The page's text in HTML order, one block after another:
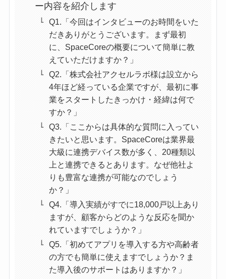
ー内容を紹介します
Q1.「今回はインタビューのお時間をいた
だきありがとうございます。まず最初
に、SpaceCoreの概要について簡単に教
えていただけますか？」
Q2.「株式会社アクセルラボ様は設立から
4年ほど経っている企業ですが、最初に事
業をスタートしたきっかけ・経緯は何で
すか？」
Q3.「ここからは具体的な質問に入ってい
きたいと思います。SpaceCoreは業界最
大級に連携デバイス数が多く、20種類以
上と連携できるとあります。なぜ他社よ
りも豊富な連携が可能なのでしょう
か？」
Q4.「導入実績がすでに18,000戸以上あり
ますが、顧客からどのような反応を聞か
れていますでしょうか？」
Q5.「初めてアプリを導入する方や高齢者
の方でも簡単に使えますでしょうか？ま
た導入後のサポートはありますか？」